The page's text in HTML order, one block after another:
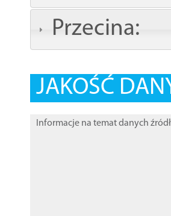
Przecina:
JAKOŚĆ
Informacje na temat danych